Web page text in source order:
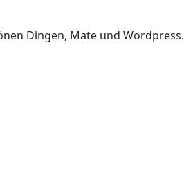
Dingen, Mate und Wordpress.